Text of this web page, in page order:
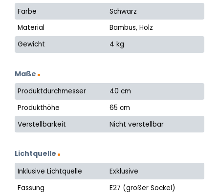
Farbe
Schwarz
Material
Bambus, Holz
Gewicht
4 kg
Maße
Produktdurchmesser
40 cm
Produkthöhe
65 cm
Verstellbarkeit
Nicht verstellbar
Lichtquelle
Inklusive Lichtquelle
Exklusive
Fassung
E27 (großer Sockel)